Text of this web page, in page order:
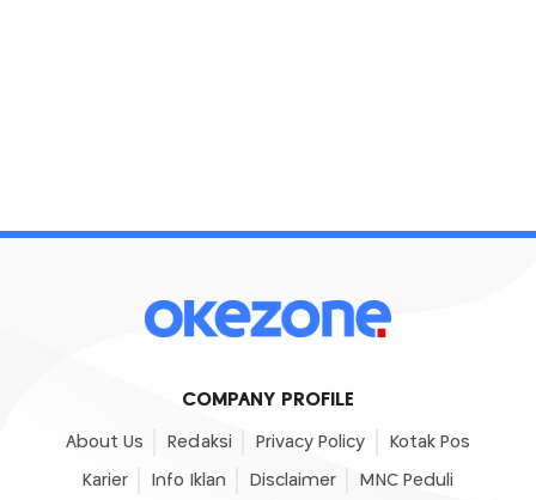
COMPANY PROFILE
About Us Redaksi Privacy Policy Kotak Pos
Karier Info Iklan Disclaimer MNC Peduli